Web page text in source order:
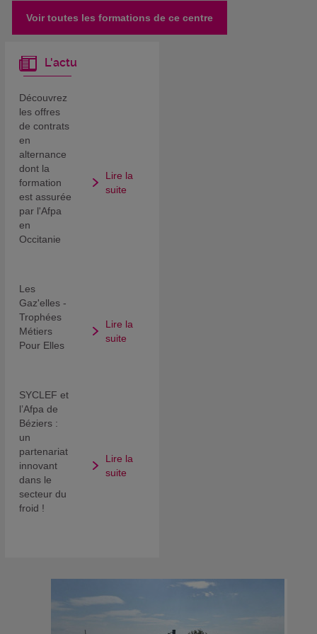
Voir toutes les formations de ce centre
L'actu
Découvrez
les offres
de contrats
en
alternance
dont la
formation
est assurée
par l'Afpa
en
Occitanie
Lire la
suite
Les
Gaz'elles -
Trophées
Métiers
Pour Elles
Lire la
suite
SYCLEF et
l’Afpa de
Béziers :
un
partenariat
innovant
dans le
secteur du
froid !
Lire la
suite